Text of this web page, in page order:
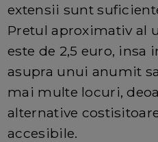
extensii sunt
Pretul aproximativ al
este de 2,5 euro, insa
asupra unui anumit
mai multe locuri,
alternative
accesibile.